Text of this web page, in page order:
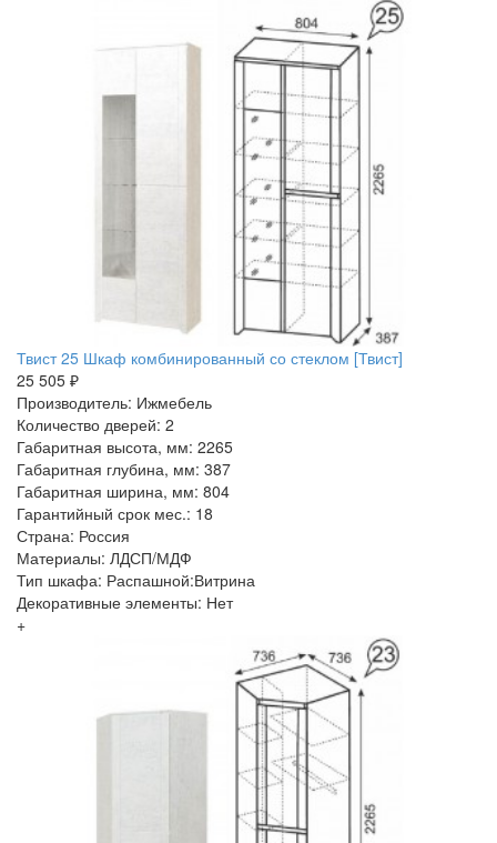
Твист 25 Шкаф комбинированный со стеклом [Твист]
25 505 ₽
Производитель: Ижмебель
Количество дверей: 2
Габаритная высота, мм: 2265
Габаритная глубина, мм: 387
Габаритная ширина, мм: 804
Гарантийный срок мес.: 18
Страна: Россия
Материалы: ЛДСП/МДФ
Тип шкафа: Распашной:Витрина
Декоративные элементы: Нет
+